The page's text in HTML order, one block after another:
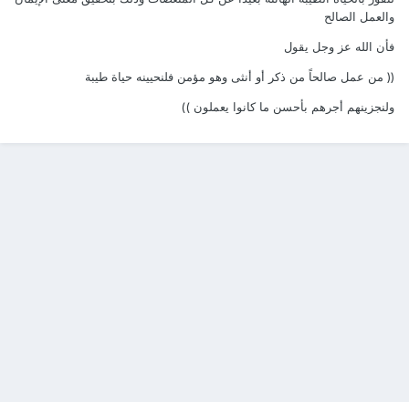
والعمل الصالح
فأن الله عز وجل يقول
(( من عمل صالحاً من ذكر أو أنثى وهو مؤمن فلنحيينه حياة طيبة
ولنجزينهم أجرهم بأحسن ما كانوا يعملون ))